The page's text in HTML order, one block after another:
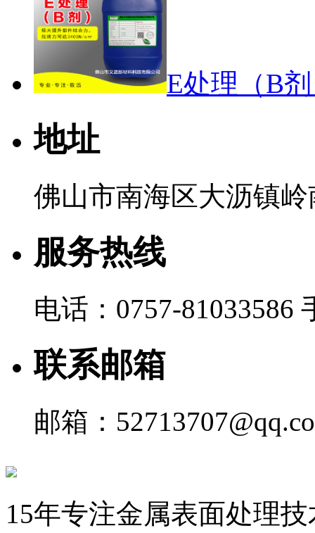
E处理（B
地址
佛山市南海区大沥镇
服务热线
电话：0757-81033586
联系邮箱
邮箱：
15年专注金属表面处理技